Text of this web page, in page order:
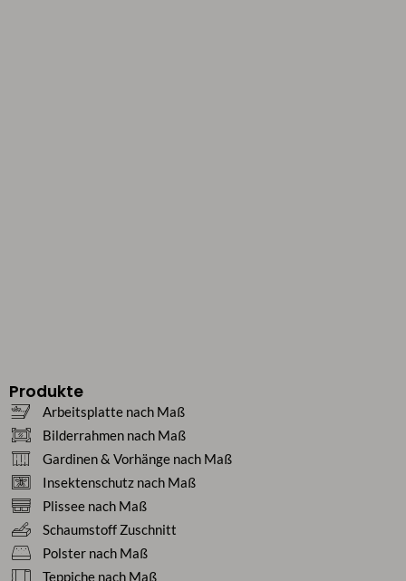
Produkte
Arbeitsplatte nach Maß
Bilderrahmen nach Maß
Gardinen & Vorhänge nach Maß
Insektenschutz nach Maß
Plissee nach Maß
Schaumstoff Zuschnitt
Polster nach Maß
Teppiche nach Maß